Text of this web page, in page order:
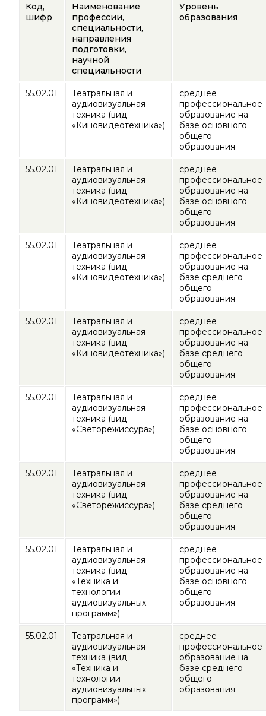
Код,
шифр
Наименование
профессии,
специальности,
направления
подготовки,
научной
специальности
Уровень
образования
55.02.01
Театральная и
аудиовизуальная
техника (вид
«Киновидеотехника»)
среднее
профессиональное
образование на
базе основного
общего
образования
55.02.01
Театральная и
аудиовизуальная
техника (вид
«Киновидеотехника»)
среднее
профессиональное
образование на
базе основного
общего
образования
55.02.01
Театральная и
аудиовизуальная
техника (вид
«Киновидеотехника»)
среднее
профессиональное
образование на
базе среднего
общего
образования
55.02.01
Театральная и
аудиовизуальная
техника (вид
«Киновидеотехника»)
среднее
профессиональное
образование на
базе среднего
общего
образования
55.02.01
Театральная и
аудиовизуальная
техника (вид
«Светорежиссура»)
среднее
профессиональное
образование на
базе основного
общего
образования
55.02.01
Театральная и
аудиовизуальная
техника (вид
«Светорежиссура»)
среднее
профессиональное
образование на
базе среднего
общего
образования
55.02.01
Театральная и
аудиовизуальная
техника (вид
«Техника и
технологии
аудиовизуальных
программ»)
среднее
профессиональное
образование на
базе основного
общего
образования
55.02.01
Театральная и
аудиовизуальная
техника (вид
«Техника и
технологии
аудиовизуальных
программ»)
среднее
профессиональное
образование на
базе среднего
общего
образования